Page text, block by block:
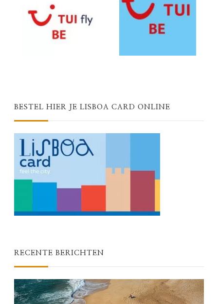
BESTEL HIER JE LISBOA CARD ONLINE
RECENTE BERICHTEN